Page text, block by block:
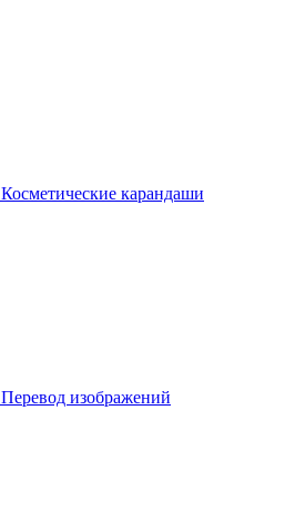
Косметические карандаши
Перевод изображений